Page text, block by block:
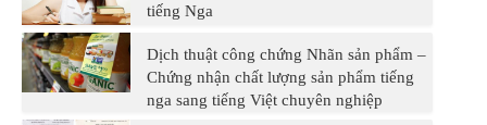
tiếng Nga
Dịch thuật công chứng Nhãn sản phẩm –
Chứng nhận chất lượng sản phẩm tiếng
nga sang tiếng Việt chuyên nghiệp